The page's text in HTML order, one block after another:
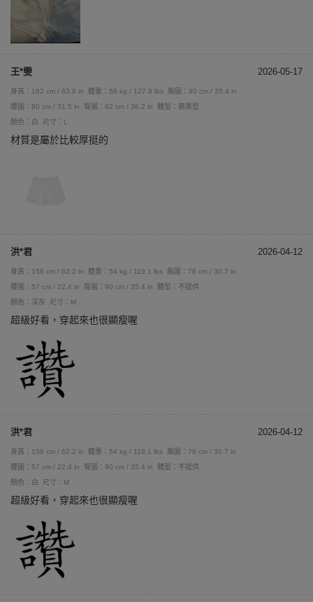
王*雯 2026-05-17
身高：162 cm / 63.8 in 體重：58 kg / 127.9 lbs
胸圍：90 cm / 35.4 in
腰圍：80 cm / 31.5 in
臀圍：92 cm / 36.2 in
體型：蘋果型
顏色：白
尺寸：L
材質是屬於比較厚挺的
洪*君 2026-04-12
身高：158 cm / 62.2 in 體重：54 kg / 119.1 lbs
胸圍：78 cm / 30.7 in
腰圍：57 cm / 22.4 in
臀圍：90 cm / 35.4 in
體型：不提供
顏色：深灰
尺寸：M
超級好看，穿起來也很顯瘦喔
洪*君 2026-04-12
身高：158 cm / 62.2 in 體重：54 kg / 119.1 lbs
胸圍：78 cm / 30.7 in
腰圍：57 cm / 22.4 in
臀圍：90 cm / 35.4 in
體型：不提供
顏色：白
尺寸：M
超級好看，穿起來也很顯瘦喔